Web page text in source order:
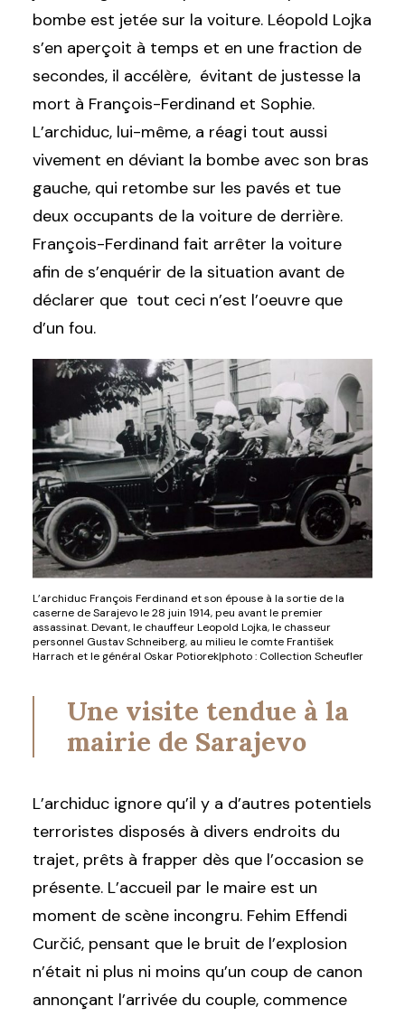
bombe est jetée sur la voiture. Léopold Lojka
s’en aperçoit à temps et en une fraction de
secondes, il accélère, évitant de justesse la
mort à François-Ferdinand et Sophie.
L’archiduc, lui-même, a réagi tout aussi
vivement en déviant la bombe avec son bras
gauche, qui retombe sur les pavés et tue
deux occupants de la voiture de derrière.
François-Ferdinand fait arrêter la voiture
afin de s’enquérir de la situation avant de
déclarer que tout ceci n’est l’oeuvre que
d’un fou.
L’archiduc François Ferdinand et son épouse à la sortie de la
caserne de Sarajevo le 28 juin 1914, peu avant le premier
assassinat. Devant, le chauffeur Leopold Lojka, le chasseur
personnel Gustav Schneiberg, au milieu le comte František
Harrach et le général Oskar Potiorek|photo : Collection Scheufler
Une visite tendue à la
mairie de Sarajevo
L’archiduc ignore qu’il y a d’autres potentiels
terroristes disposés à divers endroits du
trajet, prêts à frapper dès que l’occasion se
présente. L’accueil par le maire est un
moment de scène incongru. Fehim Effendi
Curčić, pensant que le bruit de l’explosion
n’était ni plus ni moins qu’un coup de canon
annonçant l’arrivée du couple, commence